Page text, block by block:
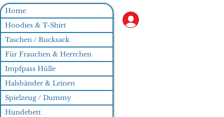
Home
Hoodies & T-Shirt
Taschen / Rucksack
Für Frauchen & Herrchen
Impfpass Hülle
Halsbänder & Leinen
Spielzeug / Dummy
Hundebett